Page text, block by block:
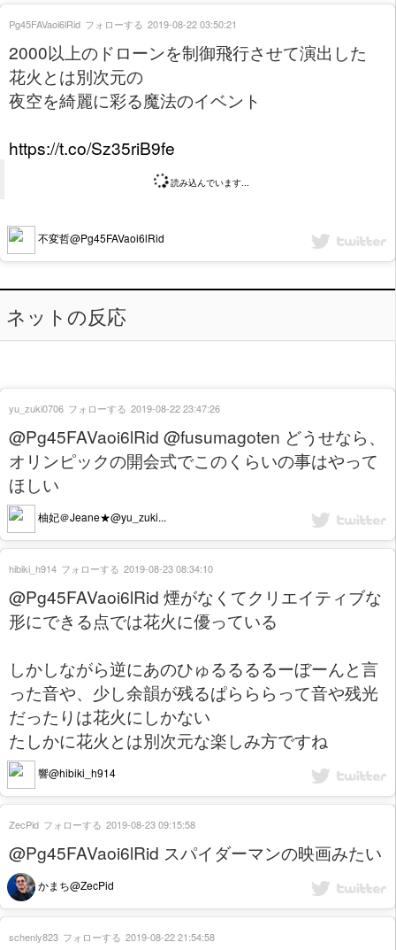
2000以上のドローンを制御飛行させて演出した
花火とは別次元の
夜空を綺麗に彩る魔法のイベント
https://t.co/Sz35riB9fe
読み込んでいます...
不変哲@Pg45FAVaoi6lRid
Pg45FAVaoi6lRid フォローする 2019-08-22 03:50:21
ネットの反応
@Pg45FAVaoi6lRid @fusumagoten どうせなら、
オリンピックの開会式でこのくらいの事はやって
ほしい
柚妃＠Jeane★@yu_zuki...
yu_zuki0706 フォローする 2019-08-22 23:47:26
@Pg45FAVaoi6lRid 煙がなくてクリエイティブな
形にできる点では花火に優っている
しかしながら逆にあのひゅるるるるーぼーんと言
った音や、少し余韻が残るぱらららって音や残光
だったりは花火にしかない
たしかに花火とは別次元な楽しみ方ですね
響@hibiki_h914
hibiki_h914 フォローする 2019-08-23 08:34:10
@Pg45FAVaoi6lRid スパイダーマンの映画みたい
かまち@ZecPid
ZecPid フォローする 2019-08-23 09:15:58
schenly823 フォローする 2019-08-22 21:54:58